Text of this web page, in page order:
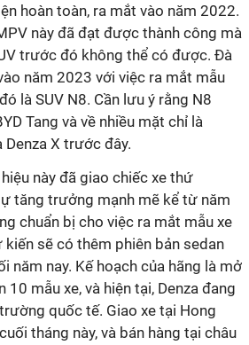
hoàn toàn, ra mắt vào năm 2022.
này đã đạt được thành công mà
trước đó không thể có được. Đà
năm 2023 với việc ra mắt mẫu
là SUV N8. Cần lưu ý rằng N8
Tang và về nhiều mặt chỉ là
Denza X trước đây.
này đã giao chiếc xe thứ
tăng trưởng mạnh mẽ kể từ năm
chuẩn bị cho việc ra mắt mẫu xe
sẽ có thêm phiên bản sedan
năm nay. Kế hoạch của hãng là mở
10 mẫu xe, và hiện tại, Denza đang
quốc tế. Giao xe tại Hong
tháng này, và bán hàng tại châu